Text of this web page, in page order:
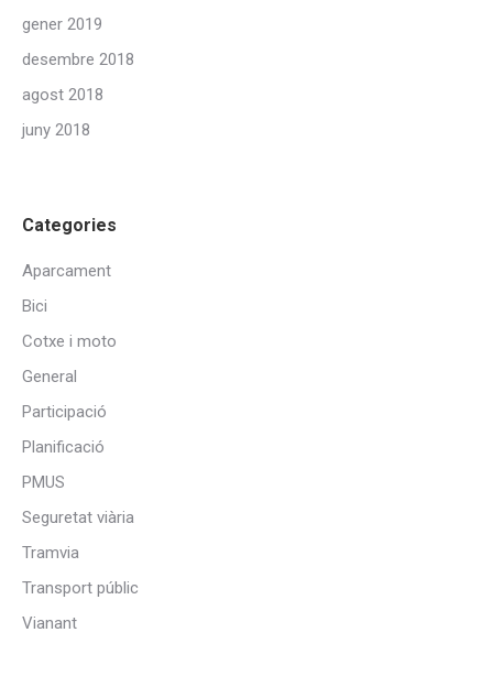
gener 2019
desembre 2018
agost 2018
juny 2018
Categories
Aparcament
Bici
Cotxe i moto
General
Participació
Planificació
PMUS
Seguretat viària
Tramvia
Transport públic
Vianant